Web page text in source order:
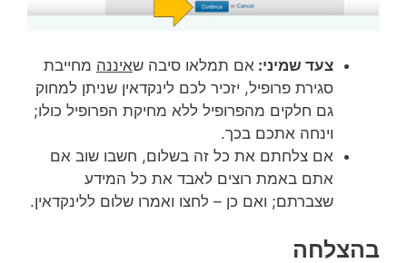
צעד שמיני: אם תמלאו סיבה שאיננה מחייבת
סגירת פרופיל, יזכיר לכם לינקדאין שניתן למחוק
גם חלקים מהפרופיל ללא מחיקת הפרופיל כולו;
וינחה אתכם בכך.
אם צלחתם את כל זה בשלום, חשבו שוב אם
אתם באמת רוצים לאבד את כל המידע
שצברתם; ואם כן – לחצו ואמרו שלום ללינקדאין.
בהצלחה